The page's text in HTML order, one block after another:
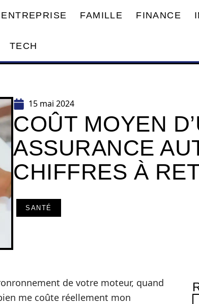
ENTREPRISE FAMILLE FINANCE
TECH
15 mai 2024
COÛT MOYEN
ASSURANCE
CHIFFRES À
SANTÉ
de votre moteur, quand
me coûte réellement mon